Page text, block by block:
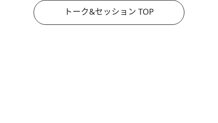
トーク&セッション TOP